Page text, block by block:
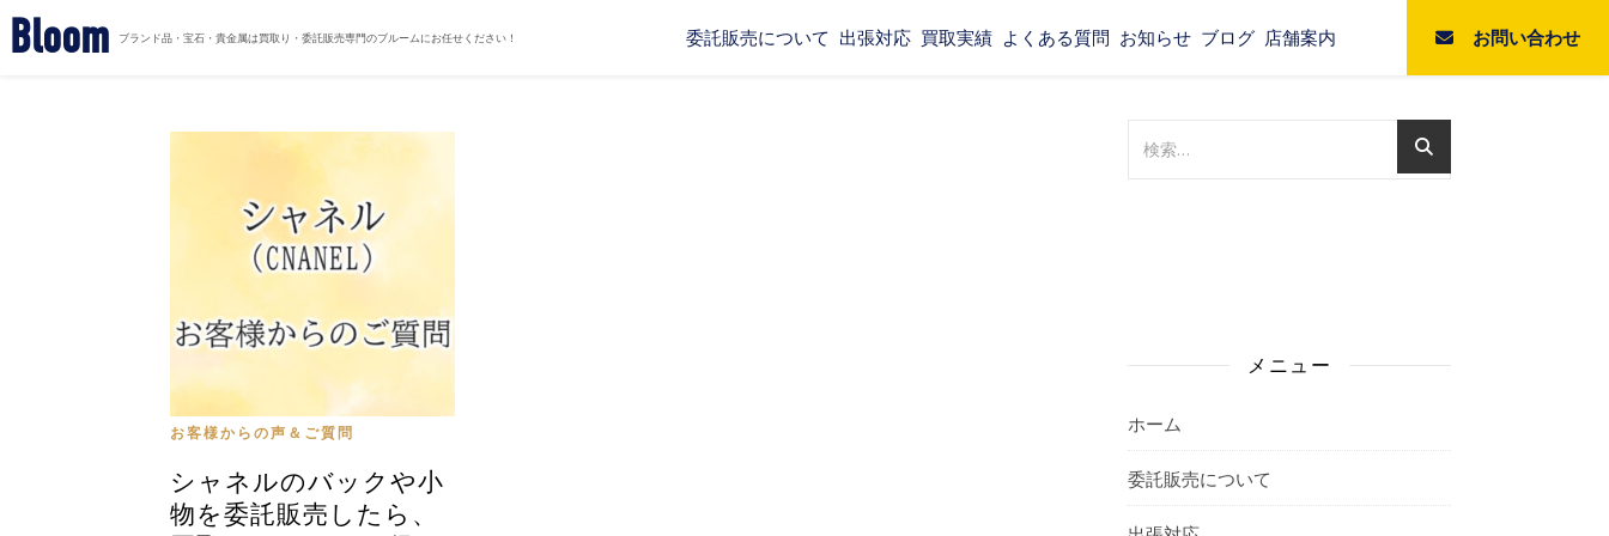
Bloom ブランド品・宝石・貴金属は買取り・委託販売専門のブルームにお任せください！ 委託販売について 出張対応 買取実績 よくある質問 お知らせ ブログ 店舗案内 お問い合わせ
お客様からの声＆ご質問
シャネルのバックや小
物を委託販売したら、
メニュー
ホーム
委託販売について